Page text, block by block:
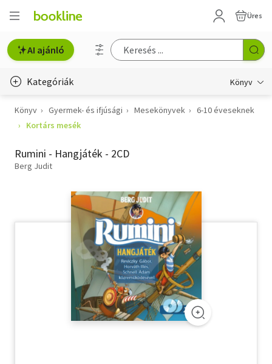
Üres
AI ajánló
Kategóriák Könyv
Életmód, egészség
Gyermek- és ifjúsági
Hobbi, szabadidő
Szótár, nyelvkönyv
Tankönyv, segédkönyv
Könyv Gyermek- és ifjúsági Mesekönyvek
6-10 éveseknek
Kortárs mesék
Rumini - Hangjáték - 2CD
Berg Judit